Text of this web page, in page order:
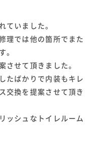
ていました。
理では他の箇所でまた
。
させて頂きました。
たばかりで内装もキレ
交換を提案させて頂き
ッシュなトイレルーム